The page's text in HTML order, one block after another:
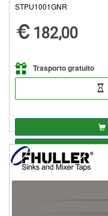
STPU1001GNR
182,00
Trasporto gratuito
Seleziona opzioni